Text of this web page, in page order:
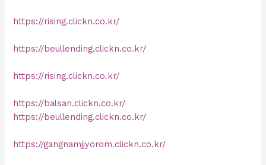
https://rising.clickn.co.kr/
https://beullending.clickn.co.kr/
https://rising.clickn.co.kr/
https://balsan.clickn.co.kr/
https://beullending.clickn.co.kr/
https://gangnamjjyorom.clickn.co.kr/